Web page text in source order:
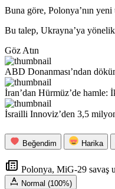
Buna göre, Polonya’nın yeni
Bu talep, Ukrayna’ya yönelik
Göz Atın
ABD Donanması’ndan
İran’dan Hürmüz’de hamle:
İsrailli Innoviz’den 3,5
Beğendim Harika
Polonya, MiG-29 savaş
Normal (100%)